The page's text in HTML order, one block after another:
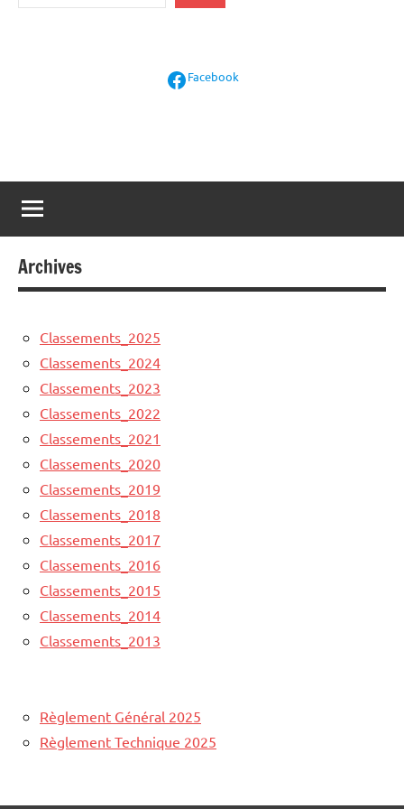
Facebook Facebook
Archives
Classements_2025
Classements_2024
Classements_2023
Classements_2022
Classements_2021
Classements_2020
Classements_2019
Classements_2018
Classements_2017
Classements_2016
Classements_2015
Classements_2014
Classements_2013
Règlement Général 2025
Règlement Technique 2025